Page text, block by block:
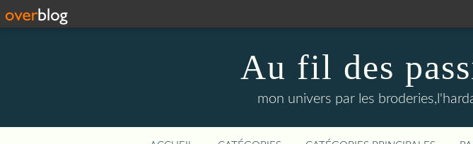
Au fil des
mon univers par les